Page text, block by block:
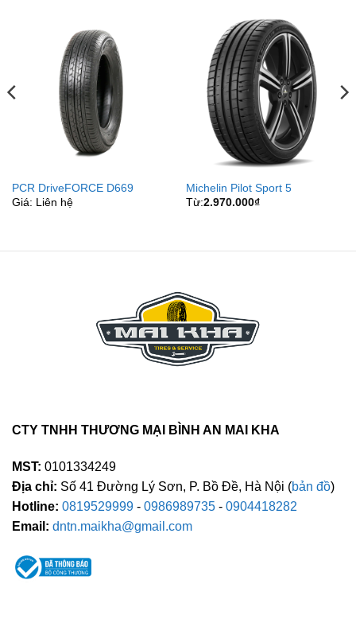
PCR DriveFORCE D669
Giá: Liên hệ
Michelin Pilot Sport 5
Từ:2.970.000₫
CTY TNHH THƯƠNG MẠI BÌNH AN MAI KHA
MST: 0101334249
Địa chỉ: Số 41 Đường Lý Sơn, P. Bồ Đề, Hà Nội (bản đồ)
Hotline: 0819529999 - 0986989735 - 0904418282
Email: dntn.maikha@gmail.com